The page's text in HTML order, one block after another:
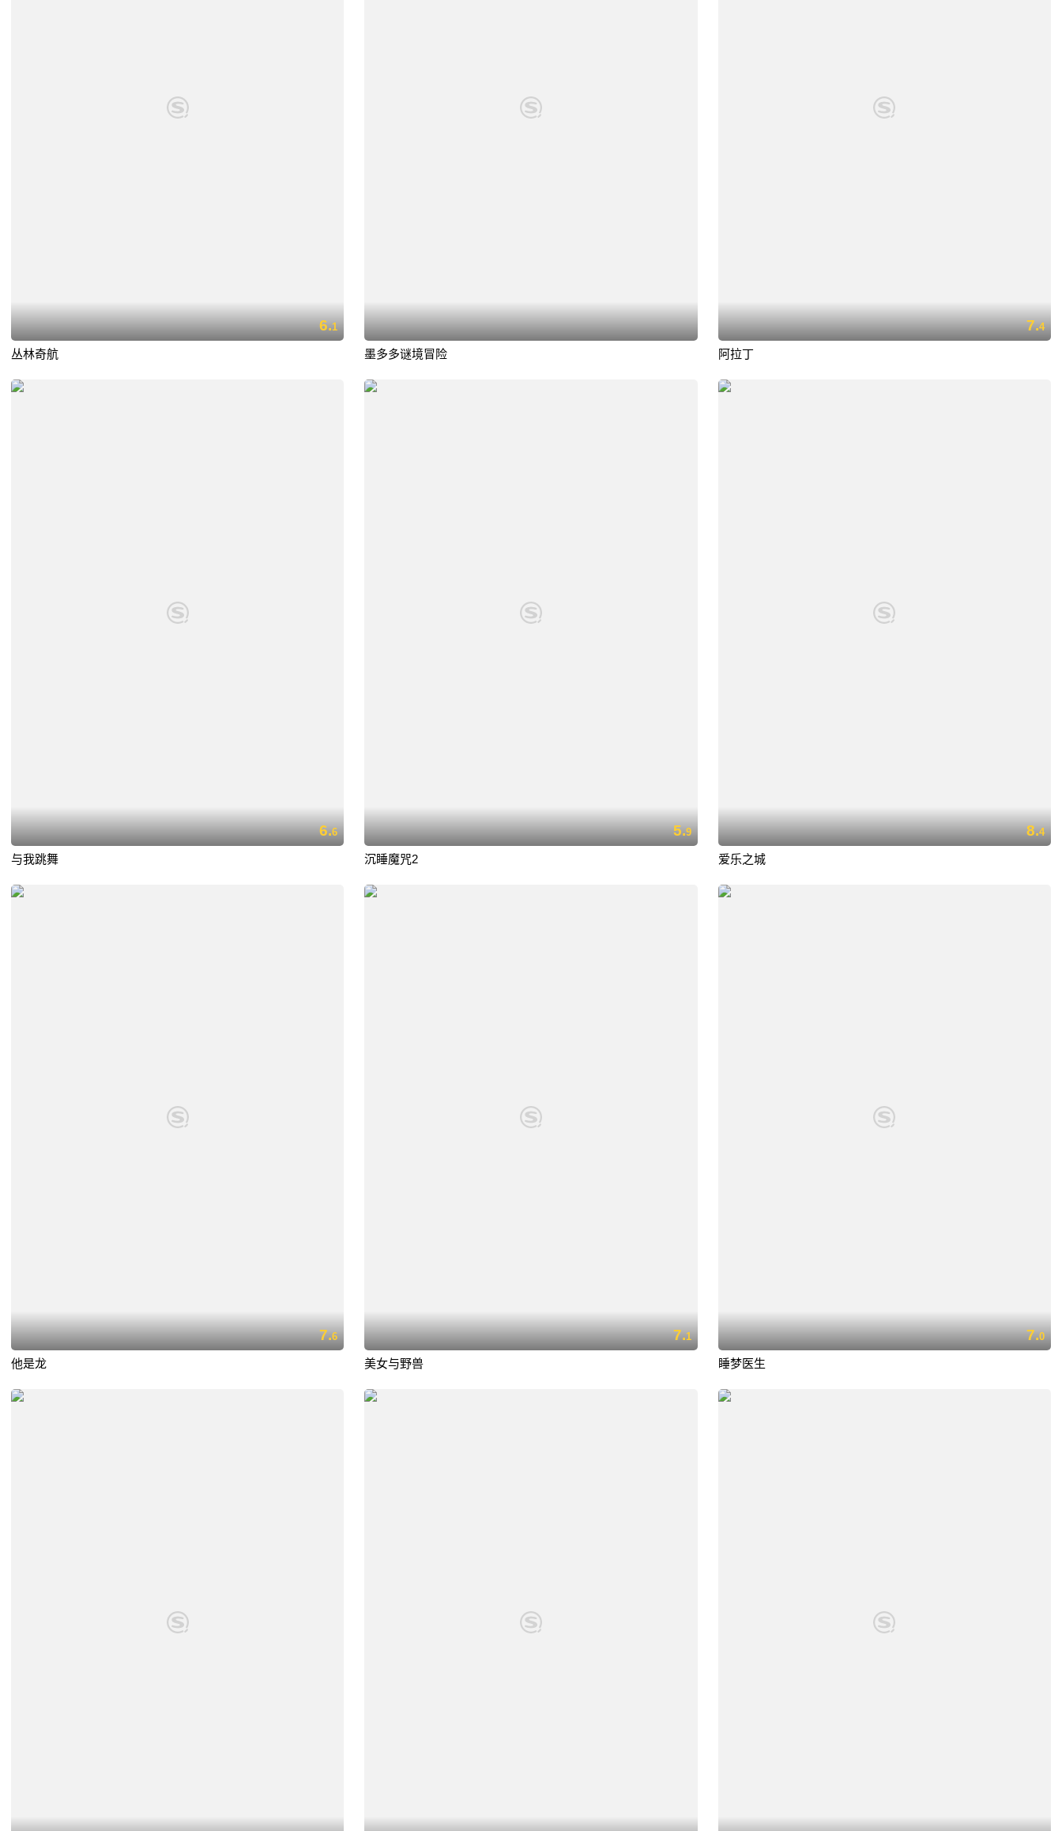
6.1
丛林奇航 墨多多谜境冒险
7.4
阿拉丁
6.6
与我跳舞
5.9
沉睡魔咒2
8.4
爱乐之城
7.6
他是龙
7.1
美女与野兽
7.0
睡梦医生